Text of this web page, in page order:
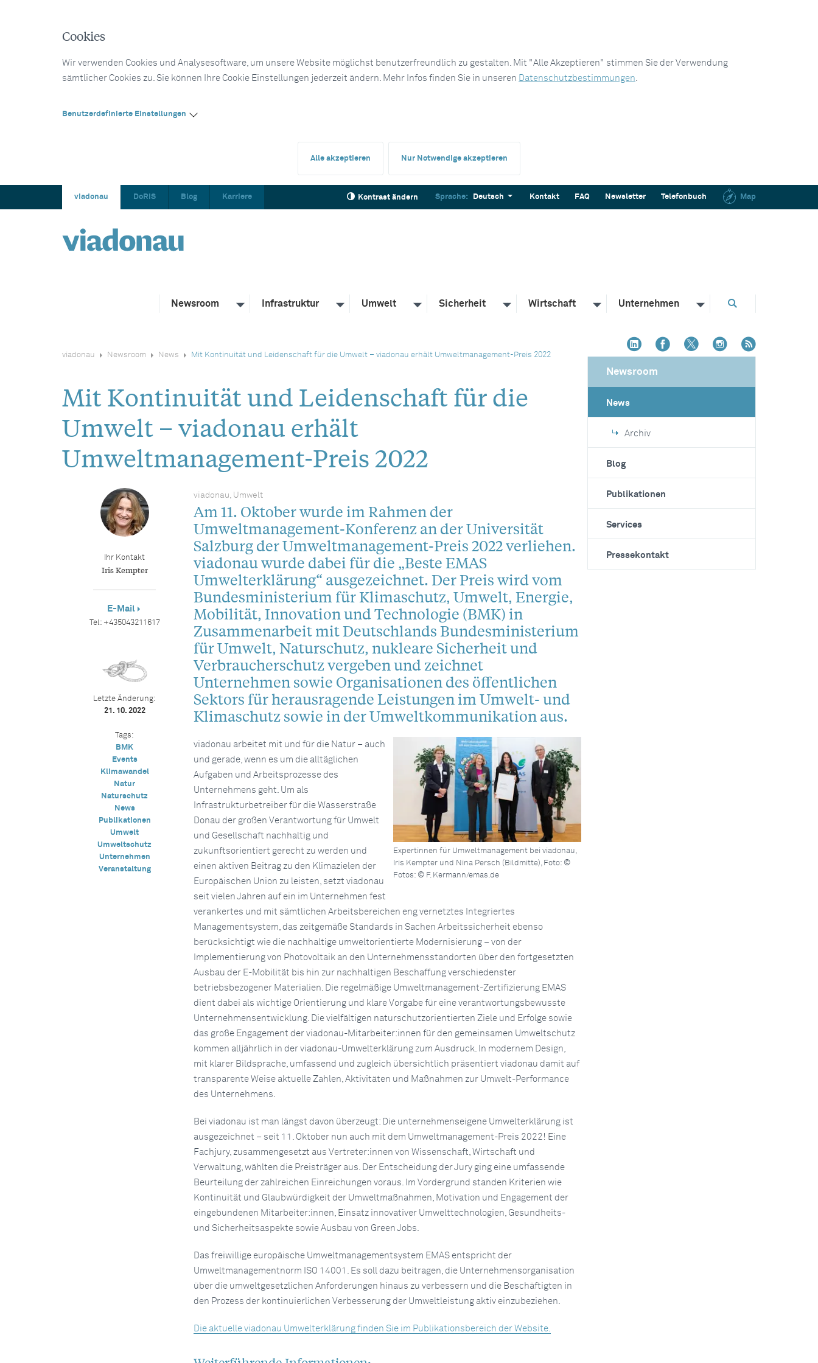
Cookies
Wir verwenden Cookies und Analysesoftware, um unsere Website möglichst benutzerfreundlich zu gestalten. Mit "Alle Akzeptieren" stimmen Sie der Verwendung
sämtlicher Cookies zu. Sie können Ihre Cookie Einstellungen jederzeit ändern. Mehr Infos finden Sie in unseren Datenschutzbestimmungen.
Benutzerdefinierte Einstellungen
Alle akzeptieren Nur Notwendige akzeptieren
viadonau DoRIS Blog Karriere Kontrast ändern Sprache: Deutsch Kontakt FAQ Newsletter Telefonbuch Map
Newsroom Infrastruktur Umwelt Sicherheit Wirtschaft Unternehmen
viadonau Newsroom News Mit Kontinuität und Leidenschaft für die Umwelt – viadonau erhält Umweltmanagement-Preis 2022
Mit Kontinuität und Leidenschaft für die
Umwelt – viadonau erhält
Umweltmanagement-Preis 2022
viadonau, Umwelt
Am 11. Oktober wurde im Rahmen der
Umweltmanagement-Konferenz an der Universität
Salzburg der Umweltmanagement-Preis 2022 verliehen.
viadonau wurde dabei für die „Beste EMAS
Umwelterklärung“ ausgezeichnet. Der Preis wird vom
Bundesministerium für Klimaschutz, Umwelt, Energie,
Mobilität, Innovation und Technologie (BMK) in
Zusammenarbeit mit Deutschlands Bundesministerium
für Umwelt, Naturschutz, nukleare Sicherheit und
Verbraucherschutz vergeben und zeichnet
Unternehmen sowie Organisationen des öffentlichen
Sektors für herausragende Leistungen im Umwelt- und
Klimaschutz sowie in der Umweltkommunikation aus.
Expertinnen für Umweltmanagement bei viadonau,
Iris Kempter und Nina Persch (Bildmitte), Foto: ©
Fotos: © F. Kermann/emas.de
viadonau arbeitet mit und für die Natur – auch
und gerade, wenn es um die alltäglichen
Aufgaben und Arbeitsprozesse des
Unternehmens geht. Um als
Infrastrukturbetreiber für die Wasserstraße
Donau der großen Verantwortung für Umwelt
und Gesellschaft nachhaltig und
zukunftsorientiert gerecht zu werden und
einen aktiven Beitrag zu den Klimazielen der
Europäischen Union zu leisten, setzt viadonau
seit vielen Jahren auf ein im Unternehmen fest
verankertes und mit sämtlichen Arbeitsbereichen eng vernetztes Integriertes
Managementsystem, das zeitgemäße Standards in Sachen Arbeitssicherheit ebenso
berücksichtigt wie die nachhaltige umweltorientierte Modernisierung – von der
Implementierung von Photovoltaik an den Unternehmensstandorten über den fortgesetzten
Ausbau der E-Mobilität bis hin zur nachhaltigen Beschaffung verschiedenster
betriebsbezogener Materialien. Die regelmäßige Umweltmanagement-Zertifizierung EMAS
dient dabei als wichtige Orientierung und klare Vorgabe für eine verantwortungsbewusste
Unternehmensentwicklung. Die vielfältigen naturschutzorientierten Ziele und Erfolge sowie
das große Engagement der viadonau-Mitarbeiter:innen für den gemeinsamen Umweltschutz
kommen alljährlich in der viadonau-Umwelterklärung zum Ausdruck. In modernem Design,
mit klarer Bildsprache, umfassend und zugleich übersichtlich präsentiert viadonau damit auf
transparente Weise aktuelle Zahlen, Aktivitäten und Maßnahmen zur Umwelt-Performance
des Unternehmens.
Bei viadonau ist man längst davon überzeugt: Die unternehmenseigene Umwelterklärung ist
ausgezeichnet – seit 11. Oktober nun auch mit dem Umweltmanagement-Preis 2022! Eine
Fachjury, zusammengesetzt aus Vertreter:innen von Wissenschaft, Wirtschaft und
Verwaltung, wählten die Preisträger aus. Der Entscheidung der Jury ging eine umfassende
Beurteilung der zahlreichen Einreichungen voraus. Im Vordergrund standen Kriterien wie
Kontinuität und Glaubwürdigkeit der Umweltmaßnahmen, Motivation und Engagement der
eingebundenen Mitarbeiter:innen, Einsatz innovativer Umwelttechnologien, Gesundheits-
und Sicherheitsaspekte sowie Ausbau von Green Jobs.
Das freiwillige europäische Umweltmanagementsystem EMAS entspricht der
Umweltmanagementnorm ISO 14001. Es soll dazu beitragen, die Unternehmensorganisation
über die umweltgesetzlichen Anforderungen hinaus zu verbessern und die Beschäftigten in
den Prozess der kontinuierlichen Verbesserung der Umweltleistung aktiv einzubeziehen.
Die aktuelle viadonau Umwelterklärung finden Sie im Publikationsbereich der Website.
Ihr Kontakt
Iris Kempter
E-Mail
Tel: +435043211617
Letzte Änderung:
21. 10. 2022
Tags:
BMK
Events
Klimawandel
Natur
Naturschutz
News
Publikationen
Umwelt
Umweltschutz
Unternehmen
Veranstaltung
Newsroom
News
Archiv
Blog
Publikationen
Services
Pressekontakt